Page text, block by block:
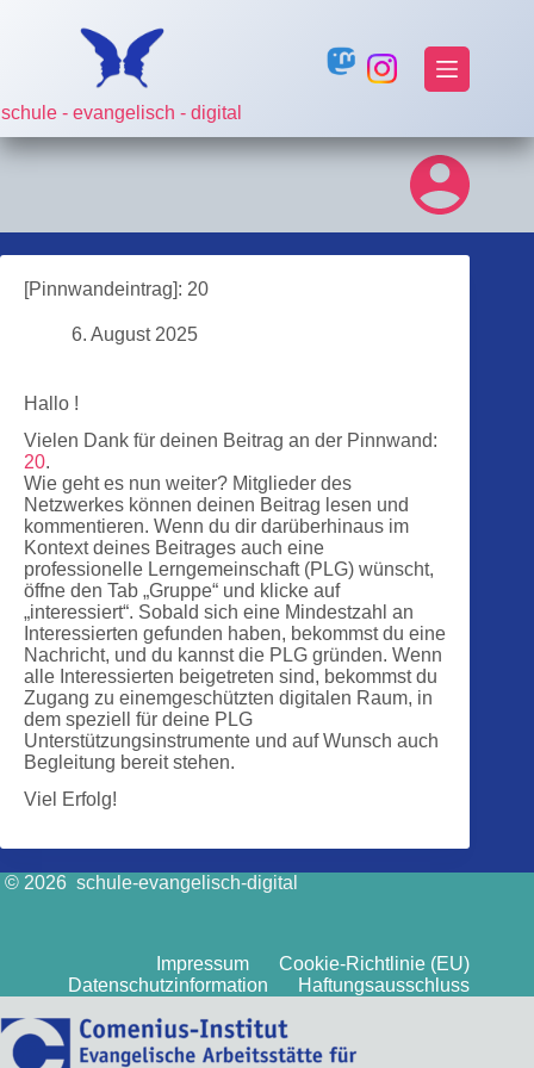
schule - evangelisch - digital
[Pinnwandeintrag]: 20
6. August 2025
Hallo !
Vielen Dank für deinen Beitrag an der Pinnwand:
20.
Wie geht es nun weiter? Mitglieder des
Netzwerkes können deinen Beitrag lesen und
kommentieren. Wenn du dir darüberhinaus im
Kontext deines Beitrages auch eine
professionelle Lerngemeinschaft (PLG) wünscht,
öffne den Tab „Gruppe“ und klicke auf
„interessiert“. Sobald sich eine Mindestzahl an
Interessierten gefunden haben, bekommst du eine
Nachricht, und du kannst die PLG gründen. Wenn
alle Interessierten beigetreten sind, bekommst du
Zugang zu einemgeschützten digitalen Raum, in
dem speziell für deine PLG
Unterstützungsinstrumente und auf Wunsch auch
Begleitung bereit stehen.
Viel Erfolg!
© 2026 schule-evangelisch-digital
Impressum
Cookie-Richtlinie (EU)
Datenschutzinformation
Haftungsausschluss